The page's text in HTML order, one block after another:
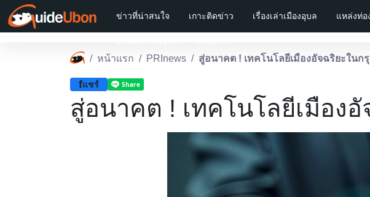
ข่าวที่น่าสนใจ เกาะติดข่าว เรื่องเล่าเมืองอุบล แหล่งท่อ
หน้าแรก PRInews สู่อนาคต ! เทคโนโลยีเมืองอัจฉริยะในก
fแชร์
สู่อนาคต ! เทคโนโลยีเมือง